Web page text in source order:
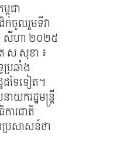
ជា​
ចូលរួមទីវា
សីហា​ ២០២៥​
ស សុខា ៖
ប្រឆាំង
ដទៃទៀត។
ករដ្ឋមន្ដ្រី
ារជាតិ
រសាសន៍ថា